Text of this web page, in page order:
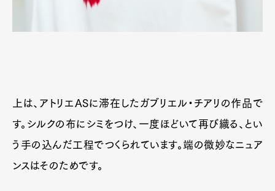
上は、アトリエASに滞在したガブリエル・チアリの作品で
す。シルクの布にシミをつけ、一度ほどいて再び織る、とい
う手の込んだ工程でつくられています。端の微妙なニュア
ンスはそのためです。